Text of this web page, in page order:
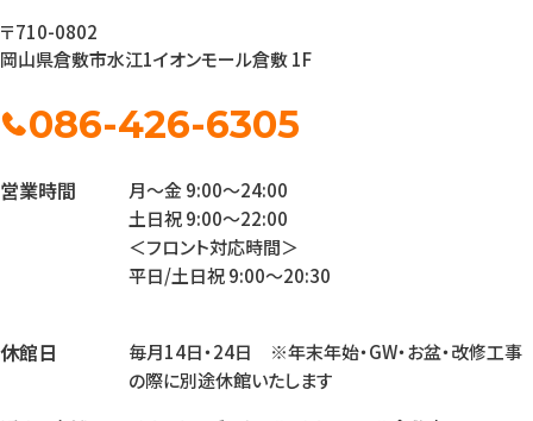
〒710-0802
岡山県倉敷市水江1イオンモール倉敷 1F
086-426-6305
営業時間
月～金 9:00～24:00
土日祝 9:00～22:00
＜フロント対応時間＞
平日/土日祝 9:00～20:30
休館日
毎月14日・24日 ※年末年始・GW・お盆・改修工事
の際に別途休館いたします